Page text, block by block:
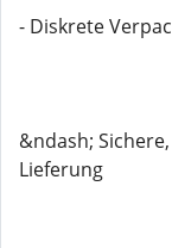
- Diskrete
&ndash;
Lieferung